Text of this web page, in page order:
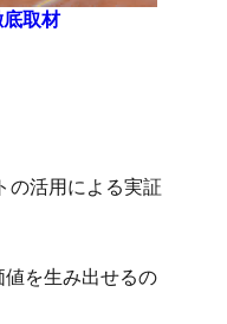
取材
の活用による実証
を生み出せるの